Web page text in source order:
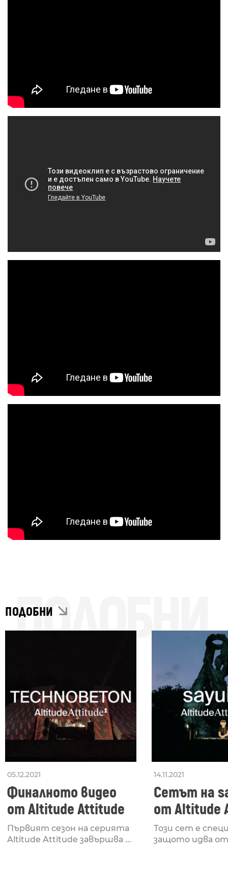
ПОДОБНИ
ПОДОБНИ
05.12.2021
Финалното видео
от Altitude Attitude
Първият сезон на серията
Altitude Attitude завършва ...
14.11.2021
Сетът на
от Altitude
Този сет е
защото идва от